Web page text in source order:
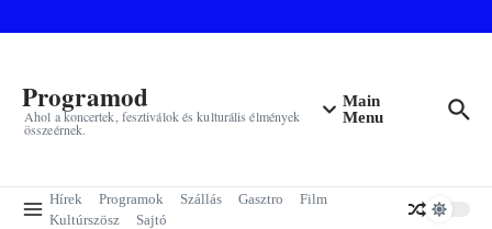
Programod
Ahol a koncertek, fesztiválok és kulturális élmények
összeérnek.
Main
Menu
Hírek Programok Szállás Gasztro
Film
Kultúrszösz
Sajtó